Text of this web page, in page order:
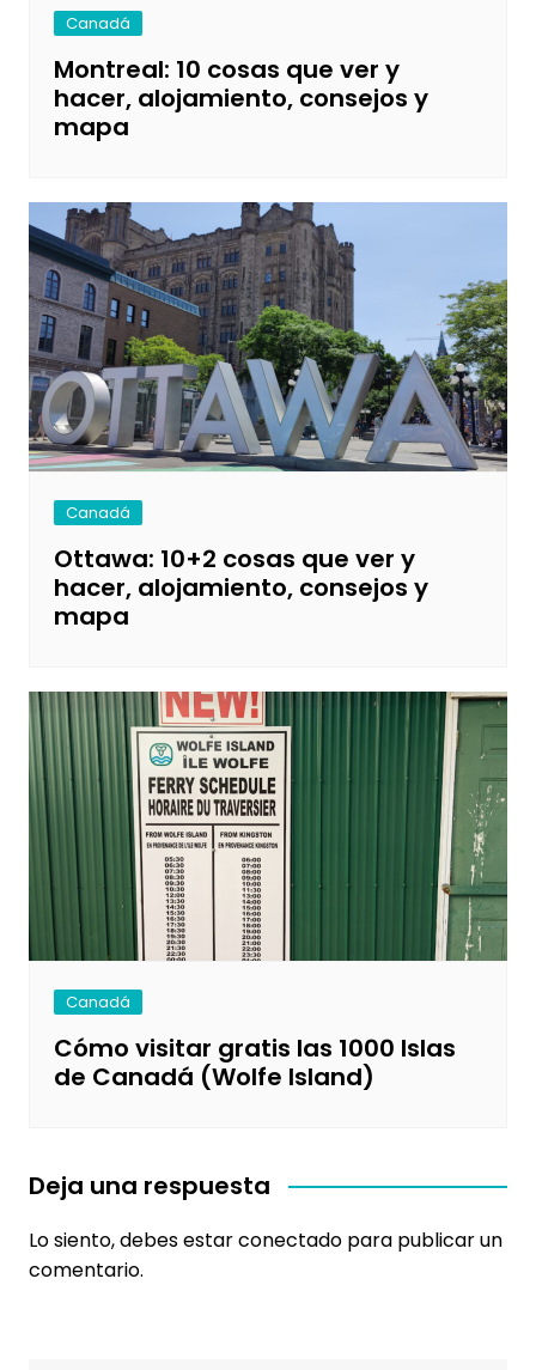
Canadá
Montreal: 10 cosas que ver y
hacer, alojamiento, consejos y
mapa
Canadá
Ottawa: 10+2 cosas que ver y
hacer, alojamiento, consejos y
mapa
Canadá
Cómo visitar gratis las 1000 Islas
de Canadá (Wolfe Island)
Deja una respuesta
Lo siento, debes estarconectadopara publicar un
comentario.